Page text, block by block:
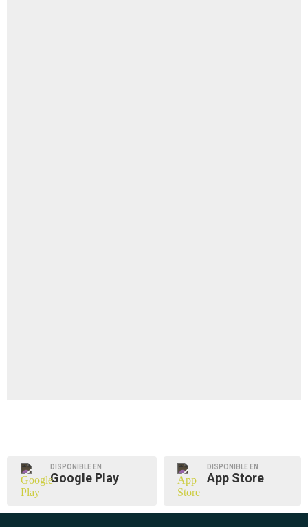
DISPONIBLE EN
Google Play
DISPONIBLE EN
App Store